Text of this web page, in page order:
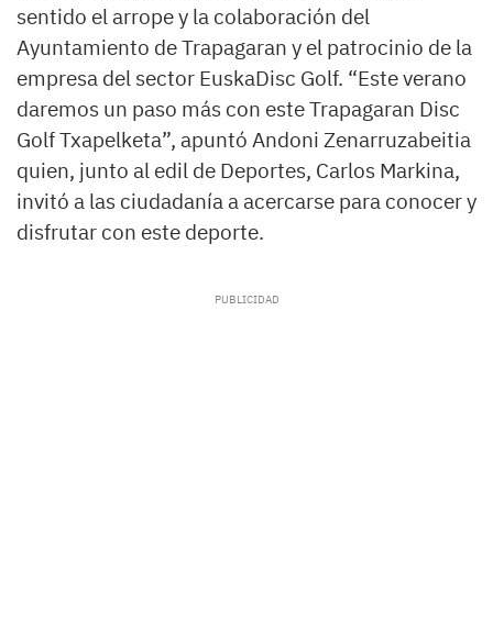
sentido el arrope y la colaboración del
Ayuntamiento de Trapagaran y el patrocinio de la
empresa del sector EuskaDisc Golf. “Este verano
daremos un paso más con este Trapagaran Disc
Golf Txapelketa”, apuntó Andoni Zenarruzabeitia
quien, junto al edil de Deportes, Carlos Markina,
invitó a las ciudadanía a acercarse para conocer y
disfrutar con este deporte.